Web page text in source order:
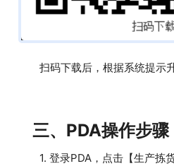
扫码下载后，根据系统提示
三、PDA操作步骤
1. 登录PDA，点击【生产拣货